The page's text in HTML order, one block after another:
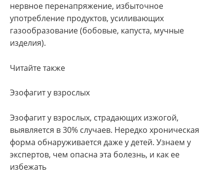
нервное перенапряжение, избыточное
употребление продуктов, усиливающих
газообразование (бобовые, капуста, мучные
изделия).
Читайте также
Эзофагит у взрослых
Эзофагит у взрослых, страдающих изжогой,
выявляется в 30% случаев. Нередко хроническая
форма обнаруживается даже у детей. Узнаем у
экспертов, чем опасна эта болезнь, и как ее
избежать